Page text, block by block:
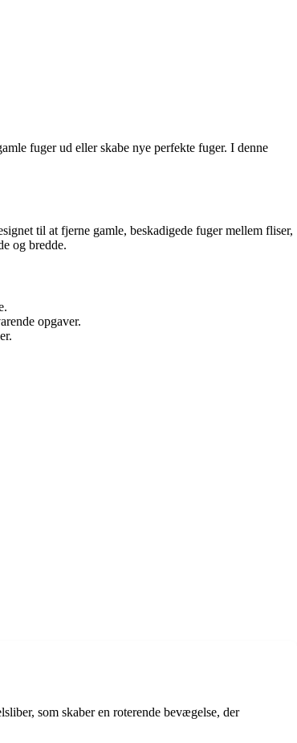
fuger ud eller skabe nye perfekte fuger. I denne
til at fjerne gamle, beskadigede fuger mellem fliser,
og bredde.
opgaver.
som skaber en roterende bevægelse, der